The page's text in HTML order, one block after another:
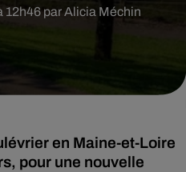
12h46 par Alicia Méchin
en Maine-et-Loire
pour une nouvelle